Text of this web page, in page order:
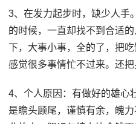
3、在发力起步时，缺少人手
的时候，一直却找不到合适
下，大事小事，全的了，把
感觉很多事情忙不过来。还把
4、个人原因：有做好的雄心
是瞻头顾尾，谨慎有余，魄